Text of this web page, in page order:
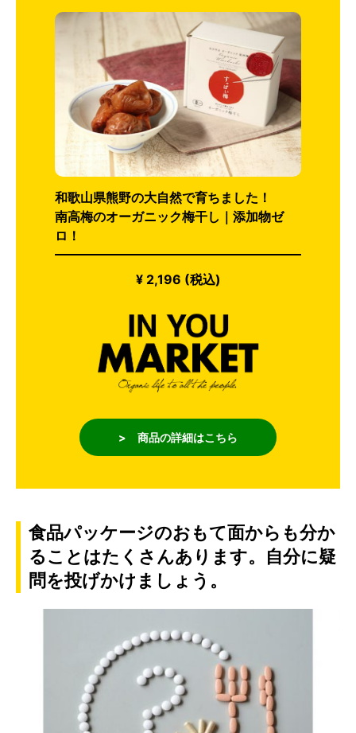
和歌山県熊野の大自然で育ちました！
南高梅のオーガニック梅干し｜添加物ゼ
ロ！
¥ 2,196 (税込)
> 商品の詳細はこちら
食品パッケージのおもて面からも分か
ることはたくさんあります。自分に疑
問を投げかけましょう。